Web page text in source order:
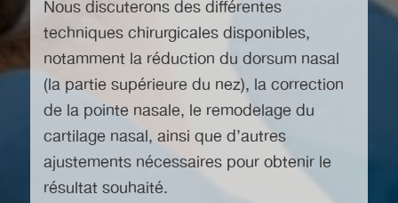
Nous discuterons des différentes
techniques chirurgicales disponibles,
notamment la réduction du dorsum nasal
(la partie supérieure du nez), la correction
de la pointe nasale, le remodelage du
cartilage nasal, ainsi que d’autres
ajustements nécessaires pour obtenir le
résultat souhaité.